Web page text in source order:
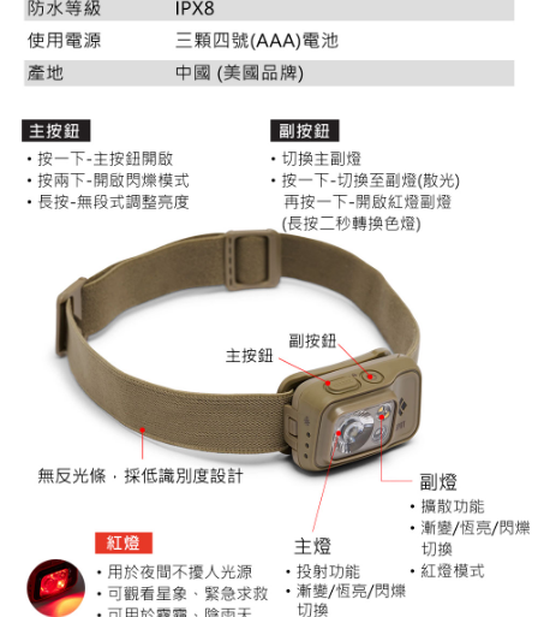
５．嚴禁一人註冊多個帳號或使用他人資訊註冊。若發現惡意使用之情形，
恩沛科技股份有限公司將有權停止該用戶之使用額度並採取法律行動。